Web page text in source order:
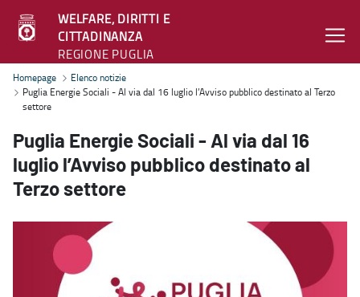
WELFARE, DIRITTI E
CITTADINANZA
REGIONE PUGLIA
Puglia Energie Sociali - Al via dal 16 luglio l’Avviso pubblico
Homepage
Elenco notizie
Puglia Energie Sociali - Al via dal 16 luglio l’Avviso pubblico destinato al Terzo
settore
Puglia Energie Sociali - Al via dal 16
luglio l’Avviso pubblico destinato al
Terzo settore